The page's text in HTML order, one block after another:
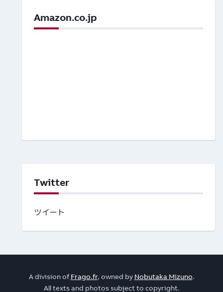
Amazon.co.jp
Twitter
ツイート
A division ofFrago.fr, owned by Nobutaka Mizuno.
All texts and photos subject to copyright.